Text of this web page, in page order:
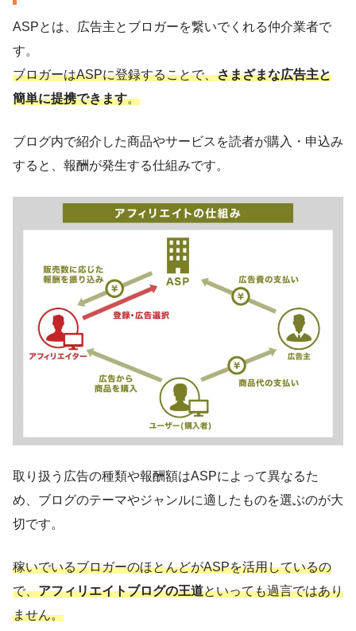
ASPとは、広告主とブロガーを繋いでくれる仲介業者で
す。
ブロガーはASPに登録することで、さまざまな広告主と
簡単に提携できます。
ブログ内で紹介した商品やサービスを読者が購入・申込み
すると、報酬が発生する仕組みです。
取り扱う広告の種類や報酬額はASPによって異なるた
め、ブログのテーマやジャンルに適したものを選ぶのが大
切です。
稼いでいるブロガーのほとんどがASPを活用しているの
で、アフィリエイトブログの王道といっても過言ではあり
ません。